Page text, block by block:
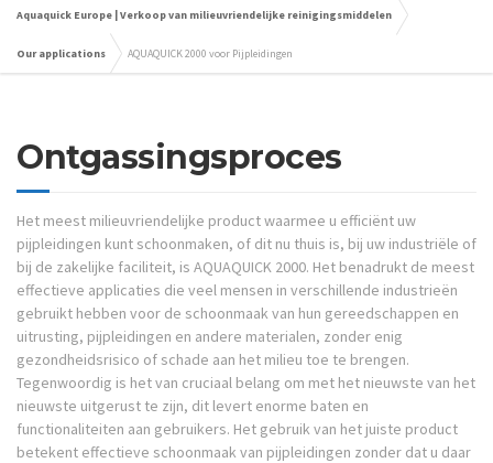
Aquaquick Europe | Verkoop van milieuvriendelijke reinigingsmiddelen
Our applications AQUAQUICK 2000 voor Pijpleidingen
Ontgassingsproces
Het meest milieuvriendelijke product waarmee u efficiënt uw
pijpleidingen kunt schoonmaken, of dit nu thuis is, bij uw industriële of
bij de zakelijke faciliteit, is AQUAQUICK 2000. Het benadrukt de meest
effectieve applicaties die veel mensen in verschillende industrieën
gebruikt hebben voor de schoonmaak van hun gereedschappen en
uitrusting, pijpleidingen en andere materialen, zonder enig
gezondheidsrisico of schade aan het milieu toe te brengen.
Tegenwoordig is het van cruciaal belang om met het nieuwste van het
nieuwste uitgerust te zijn, dit levert enorme baten en
functionaliteiten aan gebruikers. Het gebruik van het juiste product
betekent effectieve schoonmaak van pijpleidingen zonder dat u daar